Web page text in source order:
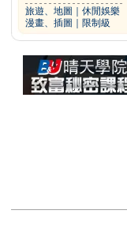
旅遊、地圖
休閒娛樂
漫畫、插圖
限制級